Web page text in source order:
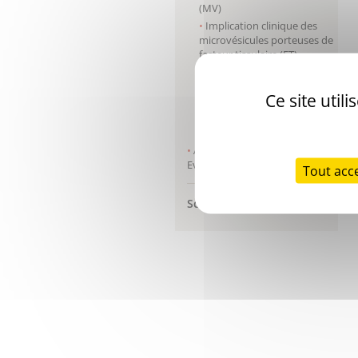
(MV)
Implication clinique des
microvésicules porteuses de
facteur tissulaire (FT)
Mesure de l'activité du
Anti-Xa Monitoring:
Evolution of Practices
Schémas de l'Hémostase
Ce site
Tout